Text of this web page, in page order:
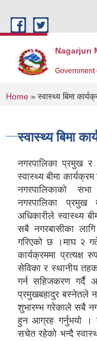
Nagarjun
Government
You are
Home » स्वास्थ्य बिमा
स्वास्थ्य बिमा
नगरपालिका प्रमुख र
स्वास्थ्य बीमा
नगरपालिकाको
नगरपालिका प्रमुख
अधिकारीले स्वास्थ्य
सबै नगरबासीका
गरिएको छ ।माघ २
कार्यक्रममा प्रत्यक्ष
सेविका र स्थानीय
गर्न सहिजकरण गर्दै
प्रमुखबहादुर बस्नेतले
शुभारम्भ गरेकाले सबै
हुन आग्रह गर्नुभयो ।
सचेत रहेको भन्दै